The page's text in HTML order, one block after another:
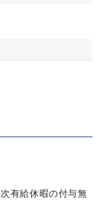
有給休暇の付与無